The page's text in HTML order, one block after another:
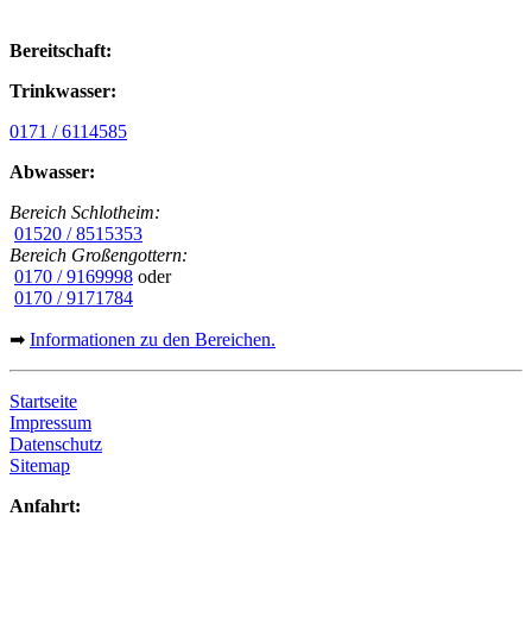
Bereitschaft:
Trinkwasser:
0171 / 6114585
Abwasser:
Bereich Schlotheim:
01520 / 8515353
Bereich Großengottern:
0170 / 9169998 oder
0170 / 9171784
➡ Informationen zu den Bereichen.
Startseite
Impressum
Datenschutz
Sitemap
Anfahrt: